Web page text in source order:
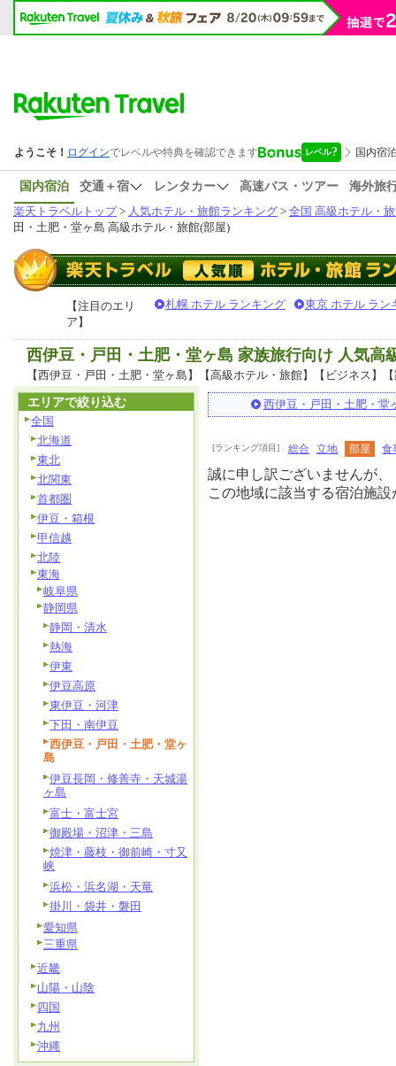
国内宿泊 交通＋宿 レンタカー 高速バス・ツアー
海外旅
楽天トラベルトップ> 人気ホテル・旅館ランキング > 全国 高級ホテル・
田・土肥・堂ヶ島 高級ホテル・旅館(部屋)
【注目のエリ
ア】
札幌 ホテル ランキング 東京 ホテル ラン
西伊豆・戸田・土肥・堂ヶ島 家族旅行向け 人気
【西伊豆・戸田・土肥・堂ヶ島】【高級ホテル・旅館】【ビジネス】
西伊豆・戸田・土肥・堂
[ランキング項目] 総合 立地 部屋 食
誠に申し訳ございませんが、
この地域に該当する宿泊施
エリアで絞り込む
全国
北海道
東北
北関東
首都圏
伊豆・箱根
甲信越
北陸
東海
岐阜県
静岡県
静岡・清水
熱海
伊東
伊豆高原
東伊豆・河津
下田・南伊豆
西伊豆・戸田・土肥・堂ヶ
島
伊豆長岡・修善寺・天城湯
ヶ島
富士・富士宮
御殿場・沼津・三島
焼津・藤枝・御前崎・寸又
峡
浜松・浜名湖・天竜
掛川・袋井・磐田
愛知県
三重県
近畿
山陽・山陰
四国
九州
沖縄